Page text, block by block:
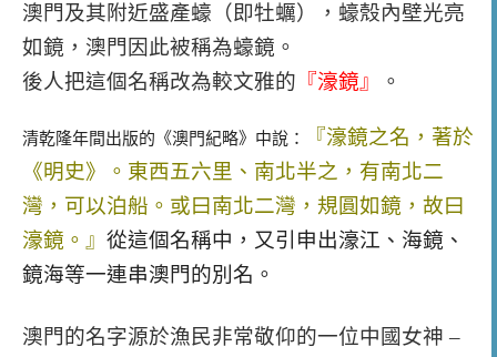
澳門及其附近盛產蠔（即牡蠣），蠔殼內壁光亮
如鏡，澳門因此被稱為蠔鏡。
後人把這個名稱改為較文雅的 『濠鏡 』 。
清乾隆年間出版的《澳門紀略》中說： 『濠鏡之名，著於
《明史》。東西五六里、南北半之，有南北二
灣，可以泊船。或曰南北二灣，規圓如鏡，故曰
濠鏡。 』 從這個名稱中，又引申出濠江、海鏡、
鏡海等一連串澳門的別名。
澳門的名字源於漁民非常敬仰的一位中國女神 –